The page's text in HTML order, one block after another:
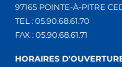
97165 POINTE-À-PITRE
TEL : 05.90.68.61.70
FAX : 05.90.68.61.71
HORAIRES